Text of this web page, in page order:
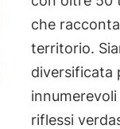
che
territorio.
diversificata
riflessi